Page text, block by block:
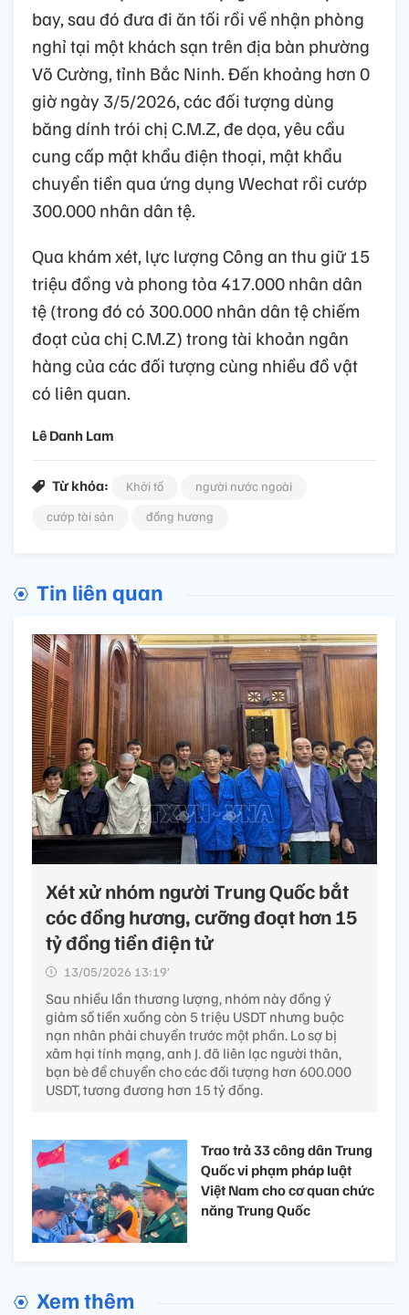
bay, sau đó đưa đi ăn tối rồi về nhận phòng
nghỉ tại một khách sạn trên địa bàn phường
Võ Cường, tỉnh Bắc Ninh. Đến khoảng hơn 0
giờ ngày 3/5/2026, các đối tượng dùng
băng dính trói chị C.M.Z, đe dọa, yêu cầu
cung cấp mật khẩu điện thoại, mật khẩu
chuyển tiền qua ứng dụng Wechat rồi cướp
300.000 nhân dân tệ.
Qua khám xét, lực lượng Công an thu giữ 15
triệu đồng và phong tỏa 417.000 nhân dân
tệ (trong đó có 300.000 nhân dân tệ chiếm
đoạt của chị C.M.Z) trong tài khoản ngân
hàng của các đối tượng cùng nhiều đồ vật
có liên quan.
Lê Danh Lam
Từ khóa: Khởi tố
người nước ngoài
cướp tài sản
đồng hương
Tin liên quan
Xét xử nhóm người Trung Quốc bắt
cóc đồng hương, cưỡng đoạt hơn 15
tỷ đồng tiền điện tử
13/05/2026 13:19’
Sau nhiều lần thương lượng, nhóm này đồng ý
giảm số tiền xuống còn 5 triệu USDT nhưng buộc
nạn nhân phải chuyển trước một phần. Lo sợ bị
xâm hại tính mạng, anh J. đã liên lạc người thân,
bạn bè để chuyển cho các đối tượng hơn 600.000
USDT, tương đương hơn 15 tỷ đồng.
Trao trả 33 công dân Trung
Quốc vi phạm pháp luật
Việt Nam cho cơ quan chức
năng Trung Quốc
Xem thêm